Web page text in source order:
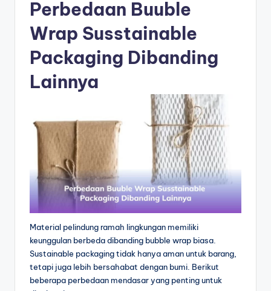
Perbedaan Buuble
Wrap Susstainable
Packaging Dibanding
Lainnya
Material pelindung ramah lingkungan memiliki
keunggulan berbeda dibanding bubble wrap biasa.
Sustainable packaging tidak hanya aman untuk barang,
tetapi juga lebih bersahabat dengan bumi. Berikut
beberapa perbedaan mendasar yang penting untuk